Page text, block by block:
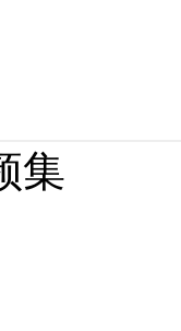
权政治霸凌主义
家言论片面不公正
集